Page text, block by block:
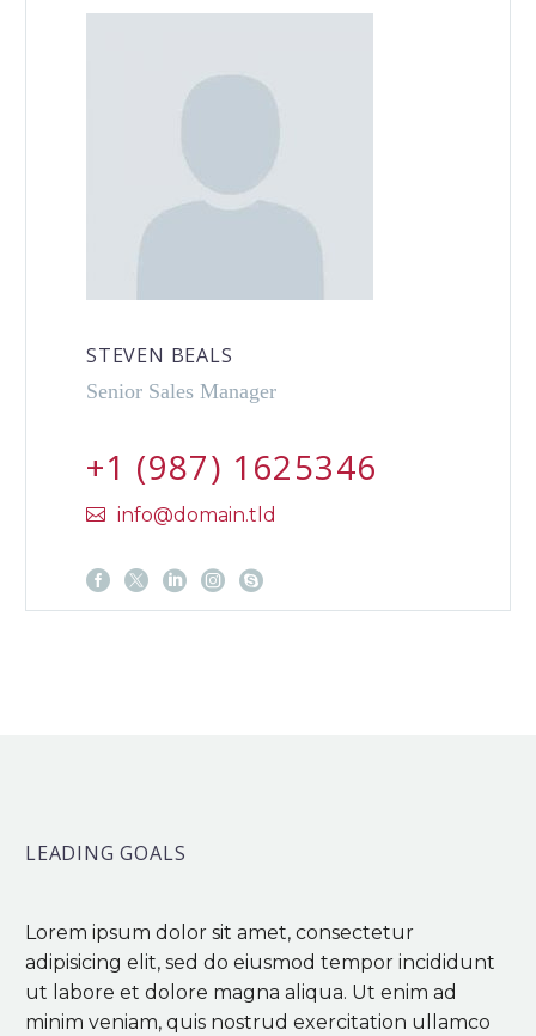
STEVEN BEALS
Senior Sales Manager
+1 (987) 1625346
info@domain.tld
LEADING GOALS
Lorem ipsum dolor sit amet, consectetur
adipisicing elit, sed do eiusmod tempor incididunt
ut labore et dolore magna aliqua. Ut enim ad
minim veniam, quis nostrud exercitation ullamco